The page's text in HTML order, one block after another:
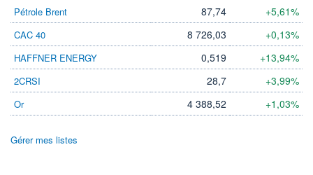
Pétrole Brent
87,74 +5,61%
CAC 40 8 726,03 +0,13%
HAFFNER ENERGY 0,519 +13,94%
2CRSI 28,7 +3,99%
Or 4 388,52 +1,03%
Gérer mes listes